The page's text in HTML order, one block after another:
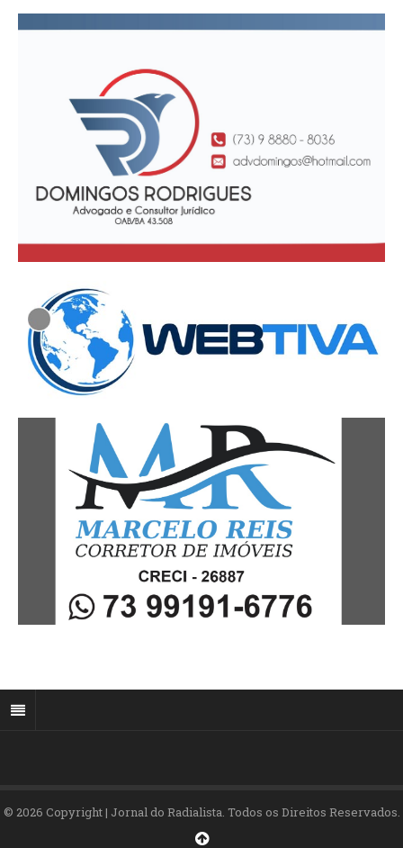
© 2026 Copyright | Jornal do Radialista. Todos os Direitos Reservados.